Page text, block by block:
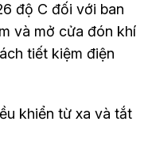
độ C đối với ban
và mở cửa đón khí
tiết kiệm điện
khiển từ xa và tắt